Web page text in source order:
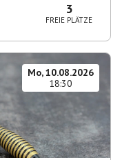
3
FREIE PLÄTZE
Mo, 10.08.2026
18:30